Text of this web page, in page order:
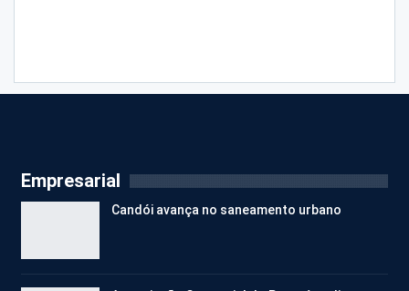
Empresarial
Candói avança no saneamento urbano